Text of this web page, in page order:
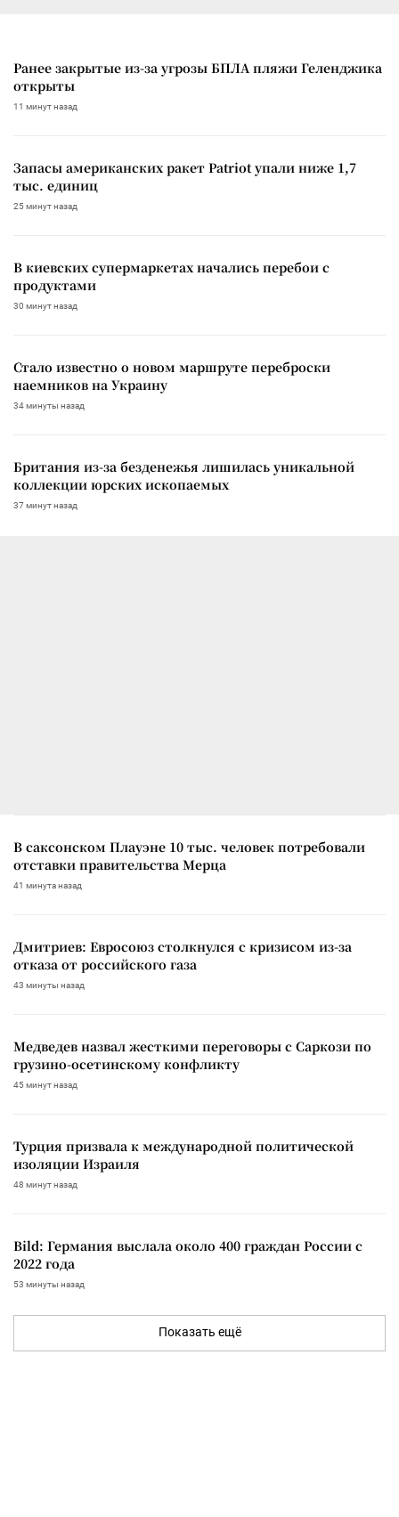
Ранее закрытые из-за угрозы БПЛА пляжи Геленджика
открыты
11 минут назад
Запасы американских ракет Patriot упали ниже 1,7
тыс. единиц
25 минут назад
В киевских супермаркетах начались перебои с
продуктами
30 минут назад
Стало известно о новом маршруте переброски
наемников на Украину
34 минуты назад
Британия из-за безденежья лишилась уникальной
коллекции юрских ископаемых
37 минут назад
В саксонском Плауэне 10 тыс. человек потребовали
отставки правительства Мерца
41 минута назад
Дмитриев: Евросоюз столкнулся с кризисом из-за
отказа от российского газа
43 минуты назад
Медведев назвал жесткими переговоры с Саркози по
грузино-осетинскому конфликту
45 минут назад
Турция призвала к международной политической
изоляции Израиля
48 минут назад
Bild: Германия выслала около 400 граждан России с
2022 года
53 минуты назад
Показать ещё